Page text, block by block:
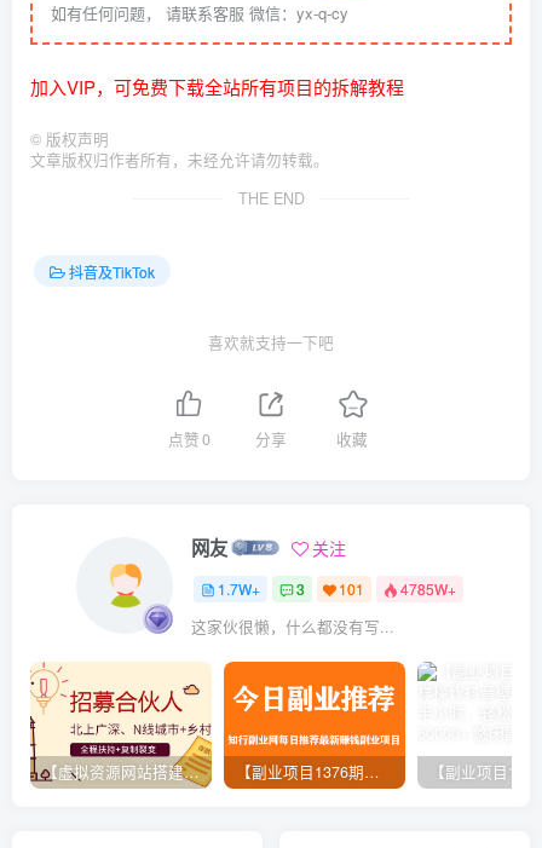
如有任何问题， 请联系客服 微信：yx-q-cy
加入VIP，可免费下载全站所有项目的拆解教程
© 版权声明
文章版权归作者所有，未经允许请勿转载。
THE END
抖音及TikTok
喜欢就支持一下吧
点赞0 分享 收藏
网友 关注
1.7W+ 3 101 4785W+
这家伙很懒，什么都没有写...
【虚拟资源网站搭建服务】加盟本站系统，做一个和本站一样的独立网站，躺赚的项目 【副业项目1376期】龟课最新闲鱼项目玩法实战教程_全新升级月收益几千到几万